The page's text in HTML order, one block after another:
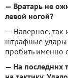
— Вратарь не
левой ногой?
— Наверное, так
штрафные удары
пробить именно
— На последних